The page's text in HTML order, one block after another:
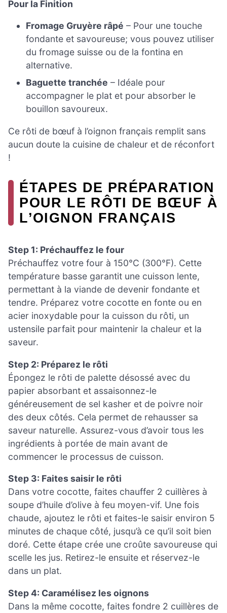
Pour la Finition
Fromage Gruyère râpé – Pour une touche
fondante et savoureuse; vous pouvez utiliser
du fromage suisse ou de la fontina en
alternative.
Baguette tranchée – Idéale pour
accompagner le plat et pour absorber le
bouillon savoureux.
Ce rôti de bœuf à l’oignon français remplit sans
aucun doute la cuisine de chaleur et de réconfort
!
ÉTAPES DE PRÉPARATION
POUR LE RÔTI DE BŒUF À
L’OIGNON FRANÇAIS
Step 1: Préchauffez le four
Préchauffez votre four à 150°C (300°F). Cette
température basse garantit une cuisson lente,
permettant à la viande de devenir fondante et
tendre. Préparez votre cocotte en fonte ou en
acier inoxydable pour la cuisson du rôti, un
ustensile parfait pour maintenir la chaleur et la
saveur.
Step 2: Préparez le rôti
Épongez le rôti de palette désossé avec du
papier absorbant et assaisonnez-le
généreusement de sel kasher et de poivre noir
des deux côtés. Cela permet de rehausser sa
saveur naturelle. Assurez-vous d’avoir tous les
ingrédients à portée de main avant de
commencer le processus de cuisson.
Step 3: Faites saisir le rôti
Dans votre cocotte, faites chauffer 2 cuillères à
soupe d’huile d’olive à feu moyen-vif. Une fois
chaude, ajoutez le rôti et faites-le saisir environ 5
minutes de chaque côté, jusqu’à ce qu’il soit bien
doré. Cette étape crée une croûte savoureuse qui
scelle les jus. Retirez-le ensuite et réservez-le
dans un plat.
Step 4: Caramélisez les oignons
Dans la même cocotte, faites fondre 2 cuillères de